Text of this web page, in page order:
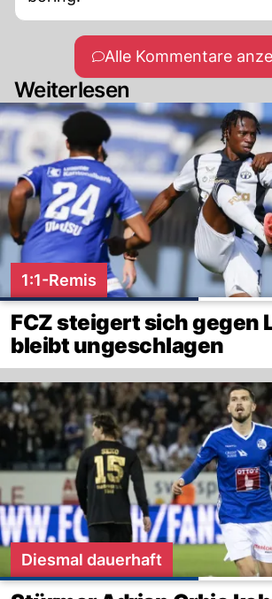
Alle Kommentare
Weiterlesen
1:1-Remis
FCZ steigert sich gegen
bleibt ungeschlagen
Diesmal dauerhaft